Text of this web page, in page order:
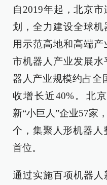
自2019年起，北京
划，全力建设全球
用示范高地和高端
市机器人产业发展
器人产业规模约占全
收增长近40%。北
新“小巨人”企业57家
个，集聚人形机器人
首位。
通过实施百项机器人